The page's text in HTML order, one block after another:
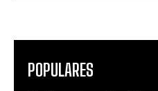
POPULARES